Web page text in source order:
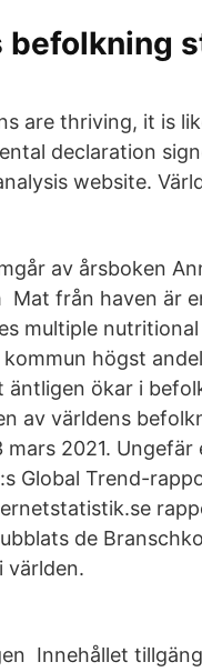
befolkning
are thriving, it is
declaration
website.
av årsboken
Mat från haven är
multiple
högst
ökar i
av världens
2021.
Global Trend-
de
världen.
Innehållet